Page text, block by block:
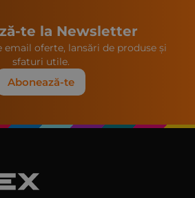
te la Newsletter
oferte, lansări de produse și
sfaturi utile.
Abonează-te